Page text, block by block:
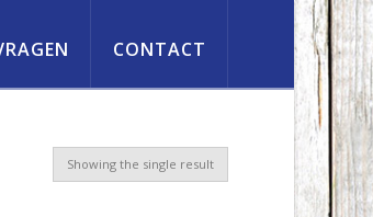
CONTACT
Showing the single result